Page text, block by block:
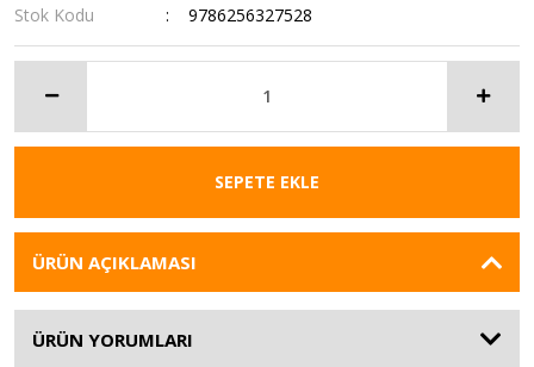
Stok Kodu
9786256327528
SEPETE EKLE
ÜRÜN AÇIKLAMASI
ÜRÜN YORUMLARI